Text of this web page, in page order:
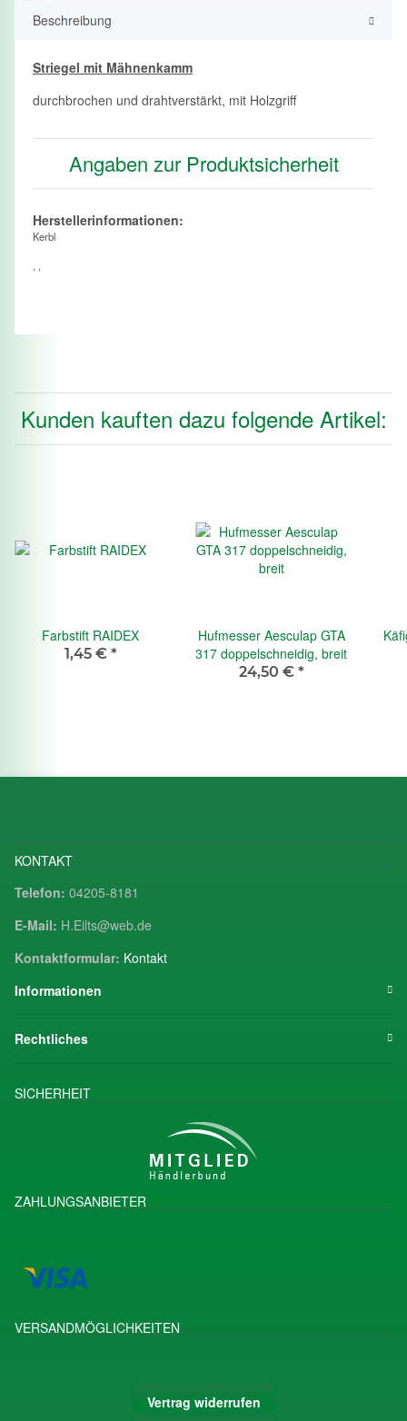
Beschreibung
Striegel mit Mähnenkamm
durchbrochen und drahtverstärkt, mit Holzgriff
Angaben zur Produktsicherheit
Herstellerinformationen:
Kerbl
, ,
Kunden kauften dazu folgende Artikel:
Farbstift RAIDEX
1,45 € *
Hufmesser Aesculap GTA
317 doppelschneidig, breit
24,50 € *
KONTAKT
Telefon: 04205-8181
E-Mail: H.Eilts@web.de
Kontaktformular: Kontakt
Informationen
Rechtliches
SICHERHEIT
ZAHLUNGSANBIETER
VERSANDMÖGLICHKEITEN
Vertrag widerrufen